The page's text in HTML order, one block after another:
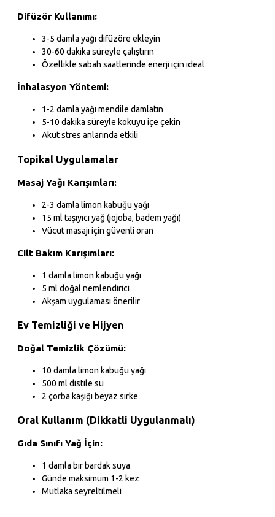
Difüzör Kullanımı:
3-5 damla yağı difüzöre ekleyin
30-60 dakika süreyle çalıştırın
Özellikle sabah saatlerinde enerji için ideal
İnhalasyon Yöntemi:
1-2 damla yağı mendile damlatın
5-10 dakika süreyle kokuyu içe çekin
Akut stres anlarında etkili
Topikal Uygulamalar
Masaj Yağı Karışımları:
2-3 damla limon kabuğu yağı
15 ml taşıyıcı yağ (jojoba, badem yağı)
Vücut masajı için güvenli oran
Cilt Bakım Karışımları:
1 damla limon kabuğu yağı
5 ml doğal nemlendirici
Akşam uygulaması önerilir
Ev Temizliği ve Hijyen
Doğal Temizlik Çözümü:
10 damla limon kabuğu yağı
500 ml distile su
2 çorba kaşığı beyaz sirke
Oral Kullanım (Dikkatli Uygulanmalı)
Gıda Sınıfı Yağ İçin:
1 damla bir bardak suya
Günde maksimum 1-2 kez
Mutlaka seyreltilmeli